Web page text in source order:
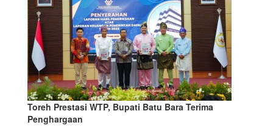
Toreh Prestasi WTP, Bupati Batu Bara Terima
Penghargaan